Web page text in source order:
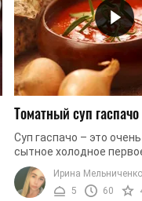
Томатный суп гаспачо
Суп гаспачо – это
сытное холодное
основе томатов, родом
Гаспачо обладает
свежим и насыщенным
Ирина Мельниченко
5
60